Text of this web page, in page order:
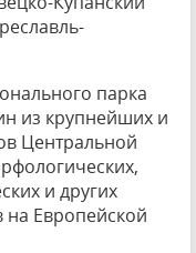
парка
из крупнейших и
Центральной
и других
на Европейской